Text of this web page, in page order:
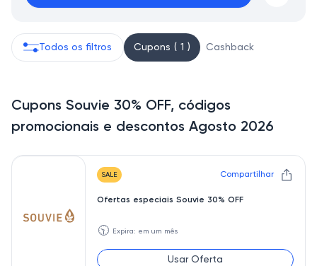
Todos os filtros Cupons ( 1 ) Cashback
Cupons Souvie 30% OFF, códigos
promocionais e descontos Agosto 2026
SALE Compartilhar
Ofertas especiais Souvie 30% OFF
🕥 Expira: em um mês
Usar Oferta